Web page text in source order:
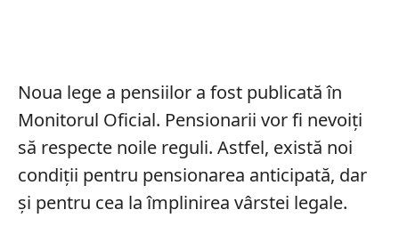
Noua lege a pensiilor a fost publicată în
Monitorul Oficial. Pensionarii vor fi nevoiți
să respecte noile reguli. Astfel, există noi
condiții pentru pensionarea anticipată, dar
și pentru cea la împlinirea vârstei legale.